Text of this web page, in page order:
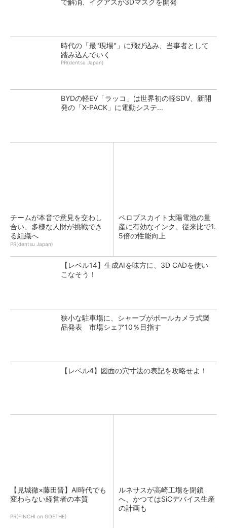
で解消、イグアスが3Dマスクを開発
時代の「最"現場"」に飛び込み、当事者として
踏み込んでいく
PR(dentsu Japan)
BYDの軽EV「ラッコ」は世界初の軽SDV、新開
発の「X-PACK」に電動システ...
チームが本音で意見を交わし
合い、多様な人財が挑戦でき
る組織へ
PR(dentsu Japan)
ペロブスカイト太陽電池の量
産に有効なインク、従来比で1.
5倍の性能向上
【レベル14】生成AIを味方に、3D CADを使い
こなそう！
狭小な駐車場に、シャープがポールカメラ式製
品発表 市場シェア10％目指す
【レベル4】図面の穴寸法の表記を攻略せよ！
【見城徹×藤田晋】AI時代でも
変わらない経営者の本質
PR(FINCHI on GOETHE)
ルネサスが高崎工場を閉鎖
へ、かつてはSiCデバイス生産
の計画も